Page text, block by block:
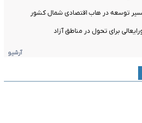
توسعه در هاب اقتصادی شمال کشور
آرشیو